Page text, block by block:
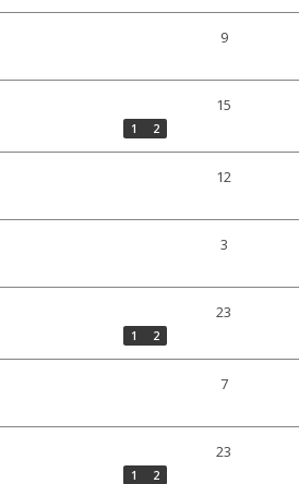
9
1 2
15
12
3
1 2
23
7
1 2
23